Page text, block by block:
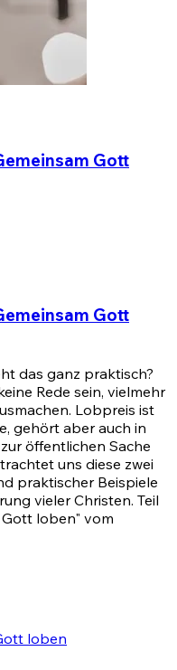
Gott
Gott
das ganz praktisch?
Rede sein, vielmehr
Lobpreis ist
gehört aber auch in
öffentlichen Sache
uns diese zwei
praktischer Beispiele
vieler Christen. Teil
Gott loben" vom
loben